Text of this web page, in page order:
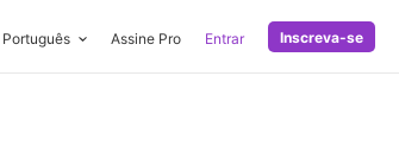
Português Assine Pro Entrar Inscreva-se